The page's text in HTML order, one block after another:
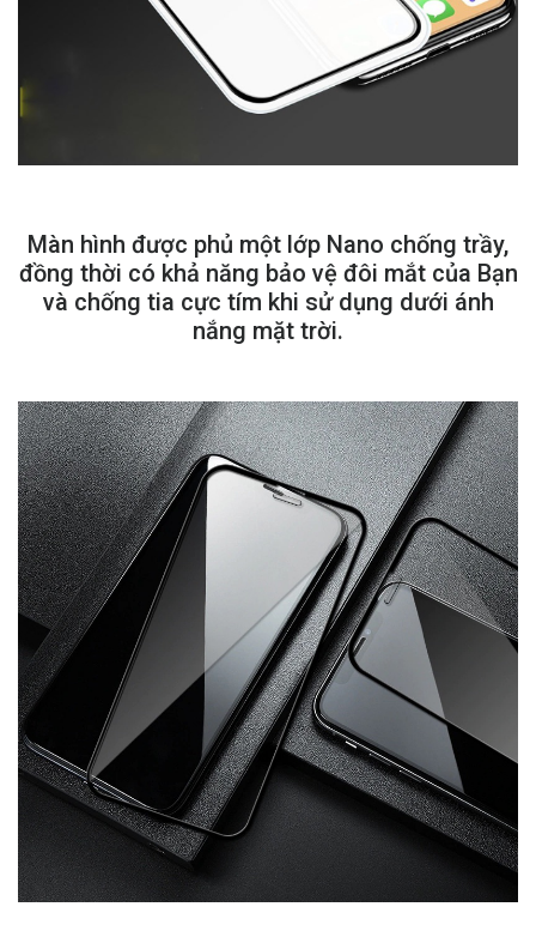
Màn hình được phủ một lớp Nano chống trầy,
đồng thời có khả năng bảo vệ đôi mắt của Bạn
và chống tia cực tím khi sử dụng dưới ánh
nắng mặt trời.